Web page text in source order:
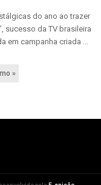
do ano ao trazer
sucesso da TV brasileira
em campanha criada ...
»